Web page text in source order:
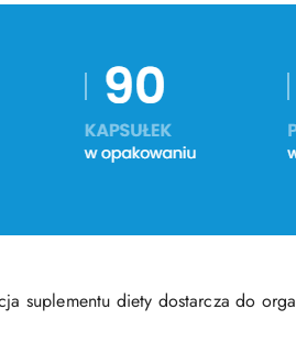
suplementu diety dostarcza do